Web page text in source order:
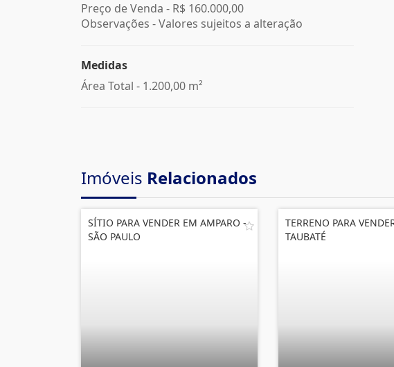
Preço de Venda - R$ 160.000,00
Observações - Valores sujeitos a alteração
Medidas
Área Total - 1.200,00 m²
Imóveis Relacionados
SÍTIO PARA VENDER EM AMPARO -
SÃO PAULO
TERRENO PARA
TAUBATÉ